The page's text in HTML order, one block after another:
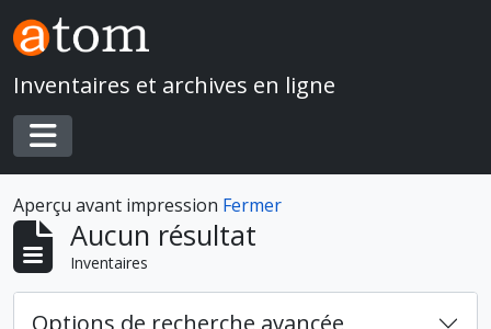
Skip to main content
Inventaires et archives en ligne
Toggle navigation
Aperçu avant impression Fermer
Aucun résultat
Inventaires
Options de recherche avancée